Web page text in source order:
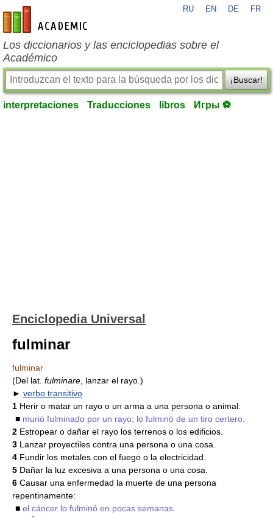
es-academic.com
RU EN DE FR
Los diccionarios y las enciclopedias sobre el
Académico
¡Buscar!
interpretaciones Traducciones libros Игры ⚽
Enciclopedia Universal
fulminar
fulminar
(Del lat. fulminare , lanzar el rayo.)
► verbo transitivo
1 Herir o matar un rayo o un arma a una persona o animal:
■ murió fulminado por un rayo; lo fulminó de un tiro certero.
2 Estropear o dañar el rayo los terrenos o los edificios.
3 Lanzar proyectiles contra una persona o una cosa.
4 Fundir los metales con el fuego o la electricidad.
5 Dañar la luz excesiva a una persona o una cosa.
6 Causar una enfermedad la muerte de una persona
repentinamente:
■ el cáncer lo fulminó en pocas semanas.